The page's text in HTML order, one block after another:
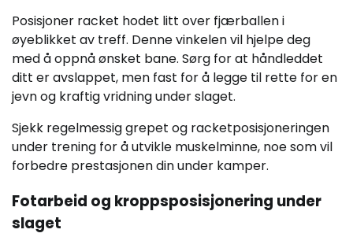
Posisjoner racket hodet litt over fjærballen i
øyeblikket av treff. Denne vinkelen vil hjelpe deg
med å oppnå ønsket bane. Sørg for at håndleddet
ditt er avslappet, men fast for å legge til rette for en
jevn og kraftig vridning under slaget.
Sjekk regelmessig grepet og racketposisjoneringen
under trening for å utvikle muskelminne, noe som vil
forbedre prestasjonen din under kamper.
Fotarbeid og kroppsposisjonering under
slaget